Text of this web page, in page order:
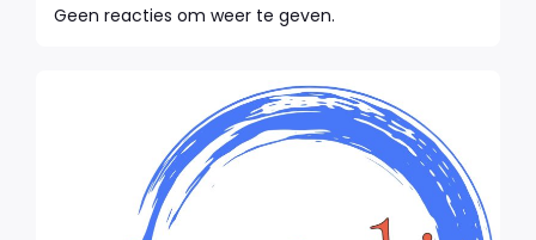
Geen reacties om weer te geven.